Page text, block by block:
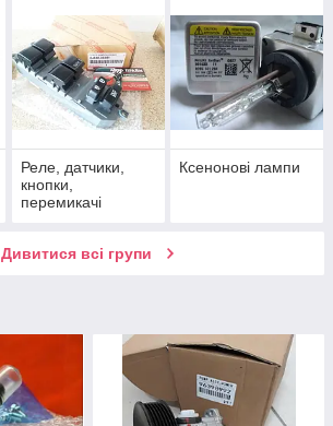
Реле, датчики,
кнопки,
перемикачі
Ксенонові лампи
Дивитися всі групи